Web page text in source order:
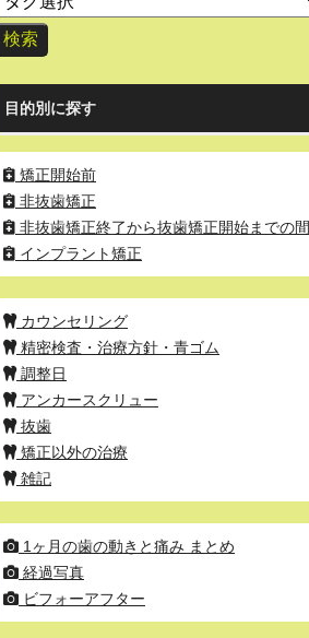
目的別に探す
矯正開始前
非抜歯矯正
非抜歯矯正終了から抜歯矯正開始までの間
インプラント矯正
カウンセリング
精密検査・治療方針・青ゴム
調整日
アンカースクリュー
抜歯
矯正以外の治療
雑記
1ヶ月の歯の動きと痛み まとめ
経過写真
ビフォーアフター